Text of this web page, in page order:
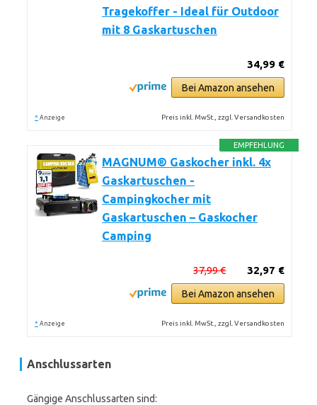
Tragekoffer - Ideal für Outdoor
mit 8 Gaskartuschen
34,99 €
Bei Amazon ansehen
* Anzeige Preis inkl. MwSt., zzgl. Versandkosten
EMPFEHLUNG
MAGNUM® Gaskocher inkl. 4x
Gaskartuschen -
Campingkocher mit
Gaskartuschen – Gaskocher
Camping
32,97 €
37,99 €
Bei Amazon ansehen
* Anzeige Preis inkl. MwSt., zzgl. Versandkosten
Anschlussarten
Gängige Anschlussarten sind: